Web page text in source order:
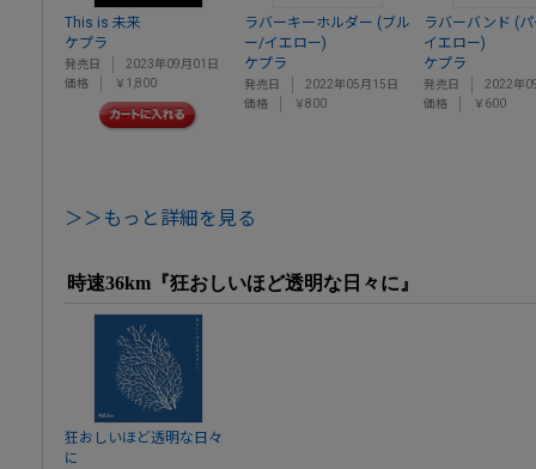
This is 未来
ケプラ
発売日
2023年09月01日
価格
￥1,800
ラバーキーホルダー (ブル
ー/イエロー)
ケプラ
発売日
2022年05月15日
価格
￥800
ラバーバンド (
イエロー)
ケプラ
発売日
2022年
価格
￥600
＞＞もっと詳細を見る
時速36km『狂おしいほど透明な日々に』
狂おしいほど透明な日々
に